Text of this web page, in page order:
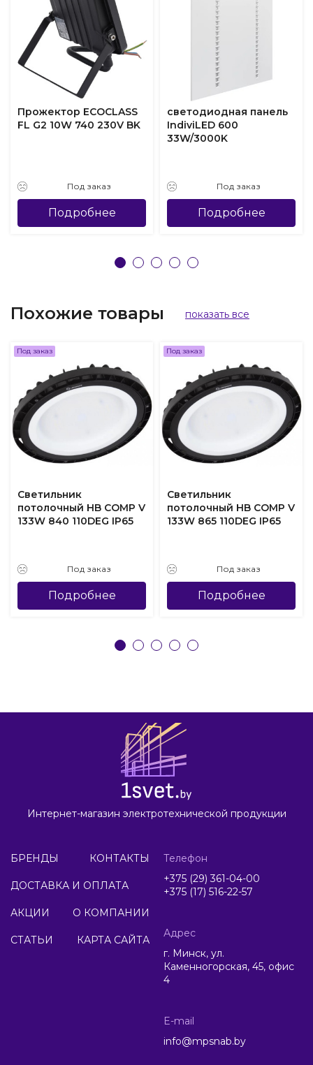
Прожектор ECOCLASS
FL G2 10W 740 230V BK
Под заказ
Подробнее
светодиодная панель
IndiviLED 600
33W/3000K
Под заказ
Подробнее
Похожие товары показать все
Под заказ
Светильник
потолочный HB COMP V
133W 840 110DEG IP65
Под заказ
Подробнее
Под заказ
Светильник
потолочный HB COMP V
133W 865 110DEG IP65
Под заказ
Подробнее
Интернет-магазин электротехнической продукции
БРЕНДЫ КОНТАКТЫ
ДОСТАВКА И ОПЛАТА
АКЦИИ О КОМПАНИИ
СТАТЬИ КАРТА САЙТА
Телефон
+375 (29) 361-04-00
+375 (17) 516-22-57
Адрес
г. Минск, ул.
Каменногорская, 45, офис
4
E-mail
info@mpsnab.by